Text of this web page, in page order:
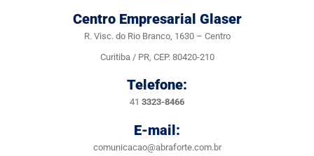
Centro Empresarial Glaser
R. Visc. do Rio Branco, 1630 – Centro
Curitiba / PR, CEP. 80420-210
Telefone:
41 3323-8466
E-mail:
comunicacao@abraforte.com.br